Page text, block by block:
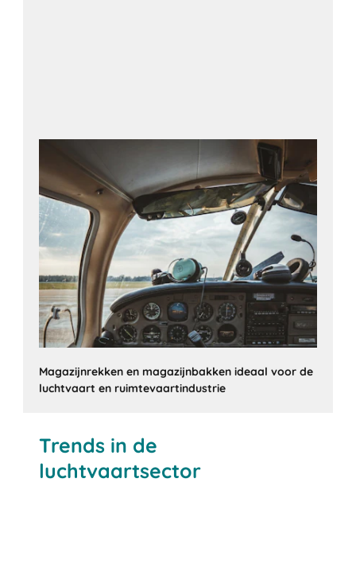
Magazijnrekken en magazijnbakken ideaal voor de
luchtvaart en ruimtevaartindustrie
Trends in de
luchtvaartsector